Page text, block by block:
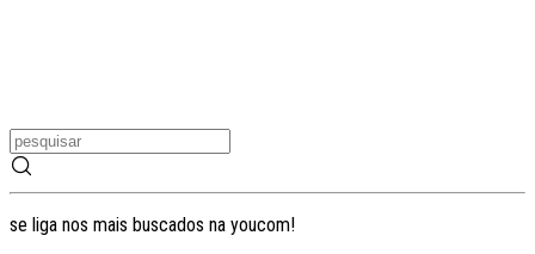
se liga nos mais buscados na youcom!